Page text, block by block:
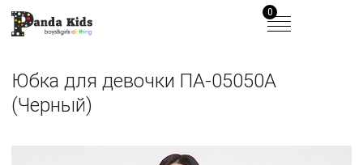
0
Юбка для девочки ПА-05050А
(Черный)